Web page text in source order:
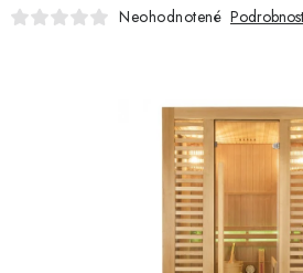
NAFUKOVACIE VÍRIVKY
DEZINFEKCIA A ČISTENIE
PROTIZÁPLAVOVÉ A HASIACE
Neohodnotené